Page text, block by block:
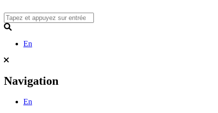
to
content
En
Navigation
En